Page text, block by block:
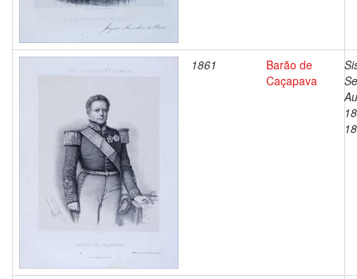
1861
Barão de
Caçapava